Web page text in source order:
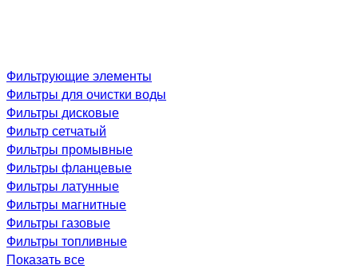
Фильтрующие элементы
Фильтры для очистки воды
Фильтры дисковые
Фильтр сетчатый
Фильтры промывные
Фильтры фланцевые
Фильтры латунные
Фильтры магнитные
Фильтры газовые
Фильтры топливные
Показать все